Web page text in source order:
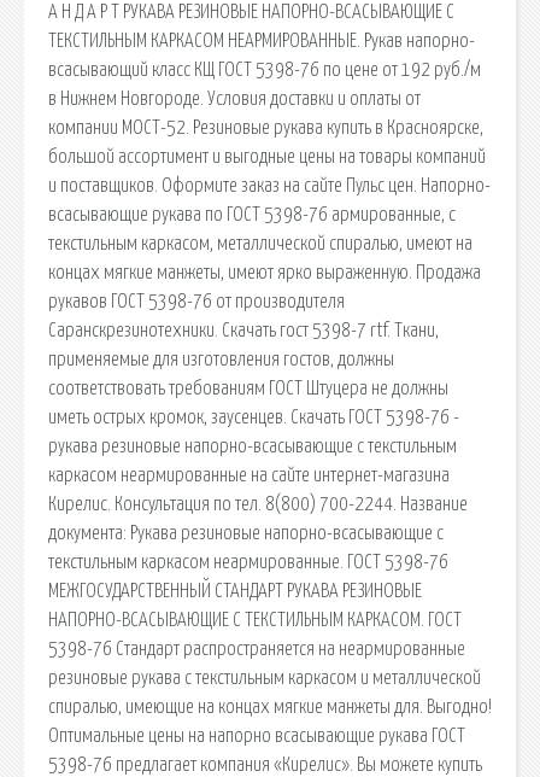
А Н Д А Р Т РУКАВА РЕЗИНОВЫЕ НАПОРНО-ВСАСЫВАЮЩИЕ С
ТЕКСТИЛЬНЫМ КАРКАСОМ НЕАРМИРОВАННЫЕ. Рукав напорно-
всасывающий класс КЩ ГОСТ 5398-76 по цене от 192 руб./м
в Нижнем Новгороде. Условия доставки и оплаты от
компании МОСТ-52. Резиновые рукава купить в Красноярске,
большой ассортимент и выгодные цены на товары компаний
и поставщиков. Оформите заказ на сайте Пульс цен. Напорно-
всасывающие рукава по ГОСТ 5398-76 армированные, с
текстильным каркасом, металлической спиралью, имеют на
концах мягкие манжеты, имеют ярко выраженную. Продажа
рукавов ГОСТ 5398-76 от производителя
Саранскрезинотехники. Скачать гост 5398-7 rtf. Ткани,
применяемые для изготовления гостов, должны
соответствовать требованиям ГОСТ Штуцера не должны
иметь острых кромок, заусенцев. Скачать ГОСТ 5398-76 -
рукава резиновые напорно-всасывающие с текстильным
каркасом неармированные на сайте интернет-магазина
Кирелис. Консультация по тел. 8(800) 700-2244. Название
документа: Рукава резиновые напорно-всасывающие с
текстильным каркасом неармированные. ГОСТ 5398-76
МЕЖГОСУДАРСТВЕННЫЙ СТАНДАРТ РУКАВА РЕЗИНОВЫЕ
НАПОРНО-ВСАСЫВАЮЩИЕ С ТЕКСТИЛЬНЫМ КАРКАСОМ. ГОСТ
5398-76 Стандарт распространяется на неармированные
резиновые рукава с текстильным каркасом и металлической
спиралью, имеющие на концах мягкие манжеты для. Выгодно!
Оптимальные цены на напорно всасывающие рукава ГОСТ
5398-76 предлагает компания «Кирелис». Вы можете купить